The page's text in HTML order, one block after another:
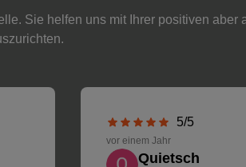
Sie helfen uns mit Ihrer positiven aber
5/5
vor einem Jahr
Quietsch